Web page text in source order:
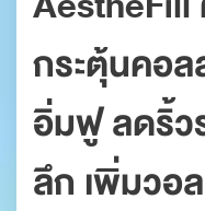
กระตุ้นคอล
อิ่มฟู ลดริ้ว
ลึก เพิ่มวอ